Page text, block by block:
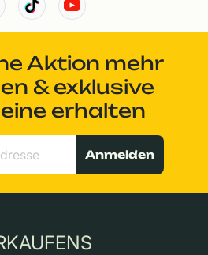
Aktion mehr
& exklusive
erhalten
Anmelden